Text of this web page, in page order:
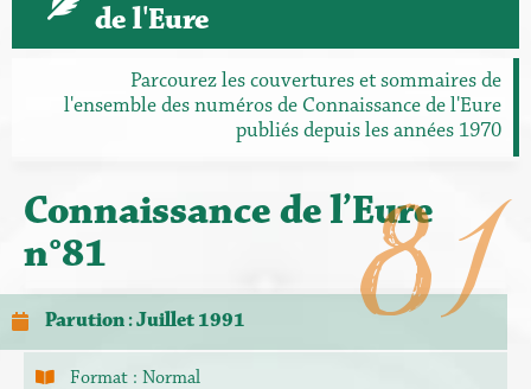
de l'Eure
Parcourez les couvertures et sommaires de
l'ensemble des numéros de Connaissance de l'Eure
publiés depuis les années 1970
Connaissance de l’Eure
n°81
Parution : Juillet 1991 81
Format : Normal